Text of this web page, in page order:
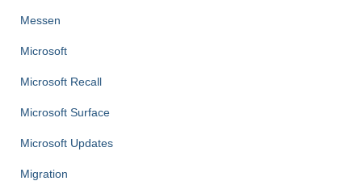
Messen
Microsoft
Microsoft Recall
Microsoft Surface
Microsoft Updates
Migration